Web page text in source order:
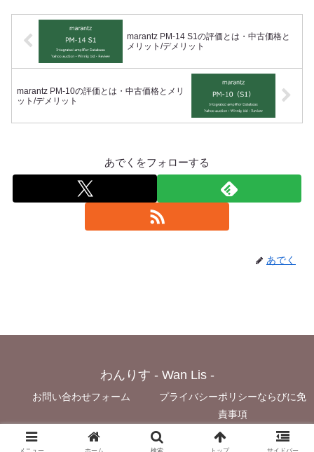
marantz PM-14 S1の評価とは・中古価格と
メリット/デメリット
marantz PM-10の評価とは・中古価格とメリ
ット/デメリット
あでくをフォローする
あでく
わんりす - Wan Lis -
お問い合わせフォーム
プライバシーポリシーならびに免
責事項
© 2021 わんりす - Wan Lis -.
メニュー ホーム 検索 トップ サイドバー